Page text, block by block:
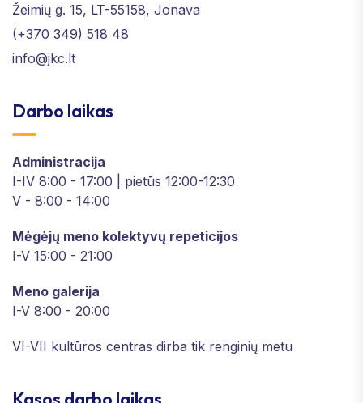
Žeimių g. 15, LT-55158, Jonava
(+370 349) 518 48
info@jkc.lt
Darbo laikas
Administracija
I-IV 8:00 - 17:00 | pietūs 12:00-12:30
V - 8:00 - 14:00
Mėgėjų meno kolektyvų repeticijos
I-V 15:00 - 21:00
Meno galerija
I-V 8:00 - 20:00
VI-VII kultūros centras dirba tik renginių metu